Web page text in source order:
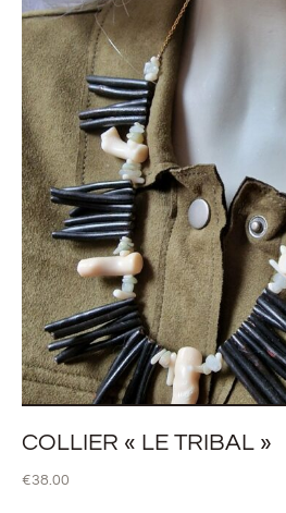
COLLIER « LE TRIBAL »
€38.00